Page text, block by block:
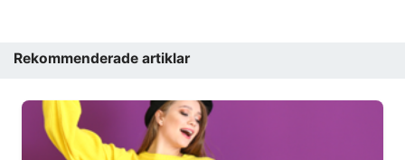
Rekommenderade artiklar